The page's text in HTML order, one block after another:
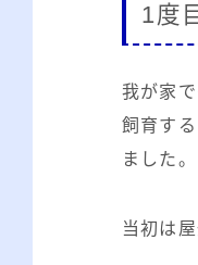
1度
我が家
飼育す
ました。
当初は